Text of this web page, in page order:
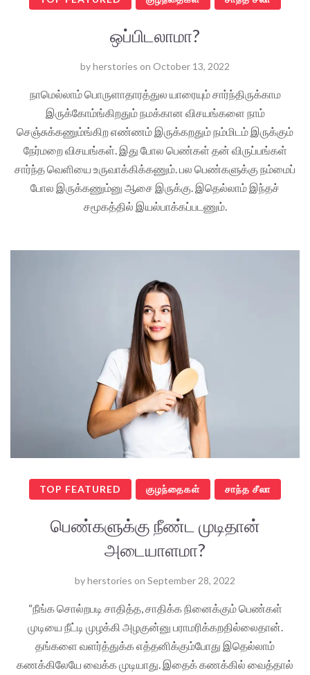
ஒப்பிடலாமா?
byherstories on October 13, 2022
நாமெல்லாம் பொருளாதாரத்துல யாரையும் சார்ந்திருக்காம
இருக்கோம்ங்கிறதும் நமக்கான விசயங்களை நாம்
செஞ்சுக்கணும்ங்கிற எண்ணம் இருக்கறதும் நம்மிடம் இருக்கும்
நேர்மறை விசயங்கள். இது போல பெண்கள் தன் விருப்பங்கள்
சார்ந்த வெளியை உருவாக்கிக்கணும். பல பெண்களுக்கு நம்மைப்
போல இருக்கணும்னு ஆசை இருக்கு. இதெல்லாம் இந்தச்
சமூகத்தில் இயல்பாக்கப்படணும்.
TOP FEATURED குழந்தைகள் சாந்த சீலா
பெண்களுக்கு நீண்ட முடிதான்
அடையாளமா?
byherstories on September 28, 2022
“நீங்க சொல்றபடி சாதித்த, சாதிக்க நினைக்கும் பெண்கள்
முடியை நீட்டி முழக்கி அழகுன்னு பராமரிக்கறதில்லைதான்.
தங்களை வளர்த்துக்க எத்தனிக்கும்போது இதெல்லாம்
கணக்கிலேயே வைக்க முடியாது. இதைக் கணக்கில் வைத்தால்